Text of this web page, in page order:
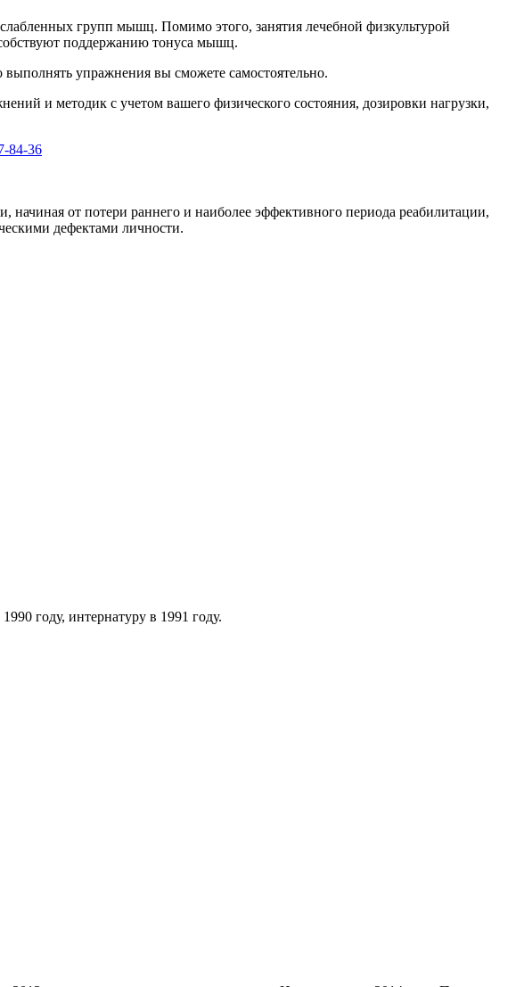
групп мышц. Помимо этого, занятия лечебной физкультурой
поддержанию тонуса мышц.
упражнения вы сможете самостоятельно.
и методик с учетом вашего физического состояния, дозировки нагрузки,
84-36
от потери раннего и наиболее эффективного периода реабилитации,
дефектами личности.
году, интернатуру в 1991 году.